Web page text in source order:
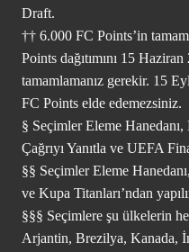
Draft.
†† 6.000 FC Points’in
Points dağıtımını 15
tamamlamanız gerekir. 15
FC Points elde edemezsiniz.
§ Seçimler Eleme
Çağrıyı Yanıtla ve UEFA
§§ Seçimler Eleme
ve Kupa Titanları’ndan
§§§ Seçimlere şu ülkelerin
Arjantin, Brezilya, Kanada,